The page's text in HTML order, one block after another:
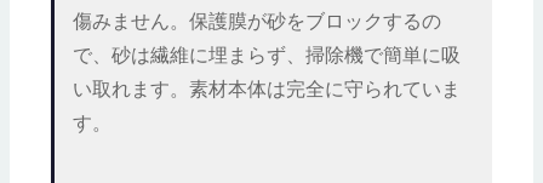
傷みません。保護膜が砂をブロックするの
で、砂は繊維に埋まらず、掃除機で簡単に吸
い取れます。素材本体は完全に守られていま
す。